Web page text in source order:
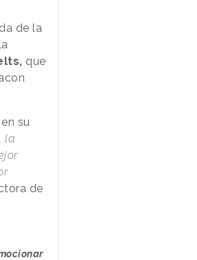
de la
que
su
la
de